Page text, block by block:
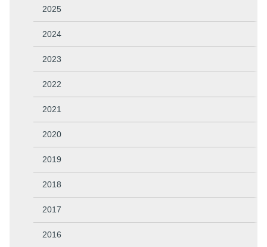
2025
2024
2023
2022
2021
2020
2019
2018
2017
2016